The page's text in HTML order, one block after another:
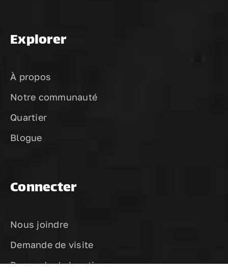
Explorer
À propos
Notre communauté
Quartier
Blogue
Connecter
Nous joindre
Demande de visite
Demande de location